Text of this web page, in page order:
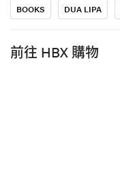
BOOKS DUA LIPA
前往 HBX 購物